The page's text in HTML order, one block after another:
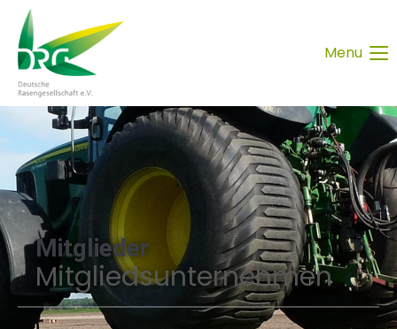
Menu
Mitglieder
Mitgliedsunternehmen